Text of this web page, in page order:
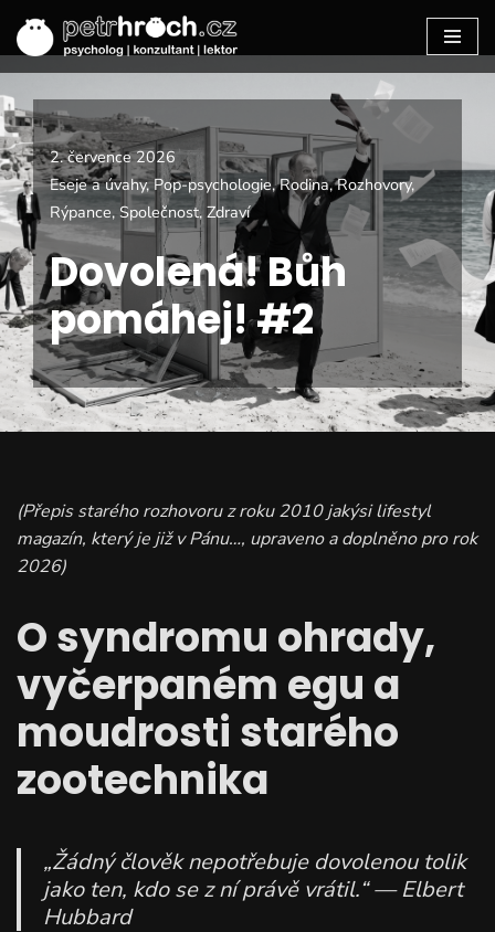
Přeskočit
na
obsah
2. července 2026
Eseje a úvahy,Pop-psychologie,Rodina,Rozhovory,
Rýpance, Společnost, Zdraví
Dovolená! Bůh
pomáhej! #2
(Přepis starého rozhovoru z roku 2010 jakýsi lifestyl
magazín, který je již v Pánu…, upraveno a doplněno pro rok
2026)
O syndromu ohrady,
vyčerpaném egu a
moudrosti starého
zootechnika
„Žádný člověk nepotřebuje dovolenou tolik
jako ten, kdo se z ní právě vrátil.“— Elbert
Hubbard